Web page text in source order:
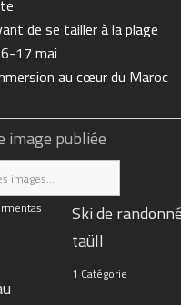
de se tailler à la plage
17 mai
au cœur du Maroc
image publiée
Ski de
taüll
1 Catégorie